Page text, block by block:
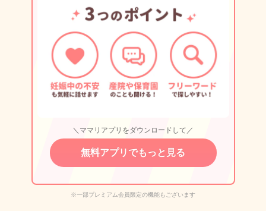
＼ママリアプリをダウンロードして／
無料アプリでもっと見る
※一部プレミアム会員限定の機能もございます